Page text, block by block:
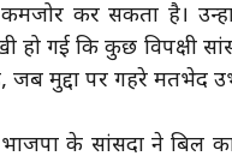
कर सकता है।
हो गई कि कुछ विपक्षी
मुद्दों पर गहरे मतभेद
भाजपा के सांसदों ने बिल